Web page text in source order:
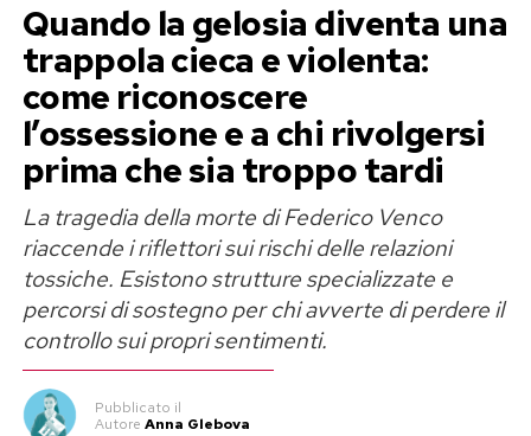
Quando la gelosia diventa una
trappola cieca e violenta:
come riconoscere
l’ossessione e a chi rivolgersi
prima che sia troppo tardi
La tragedia della morte di Federico Venco
riaccende i riflettori sui rischi delle relazioni
tossiche. Esistono strutture specializzate e
percorsi di sostegno per chi avverte di perdere il
controllo sui propri sentimenti.
Pubblicato il
Autore Anna Glebova